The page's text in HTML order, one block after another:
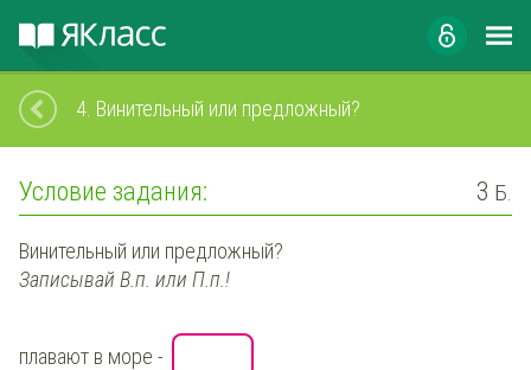
4. Винительный или предложный?
Условие задания: 3 Б.
Винительный или предложный?
Записывай В.п. или П.п.!
плавают в море -